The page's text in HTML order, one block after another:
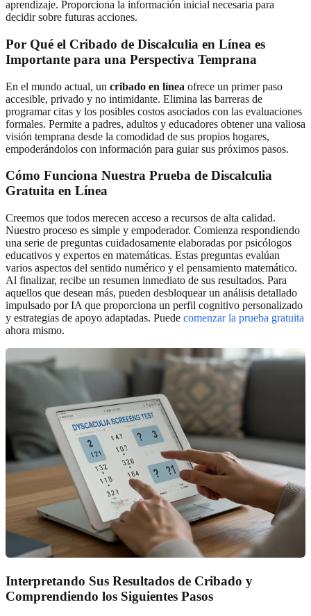
aprendizaje. Proporciona la información inicial necesaria para
decidir sobre futuras acciones.
Por Qué el Cribado de Discalculia en Línea es
Importante para una Perspectiva Temprana
En el mundo actual, un cribado en línea ofrece un primer paso
accesible, privado y no intimidante. Elimina las barreras de
programar citas y los posibles costos asociados con las evaluaciones
formales. Permite a padres, adultos y educadores obtener una valiosa
visión temprana desde la comodidad de sus propios hogares,
empoderándolos con información para guiar sus próximos pasos.
Cómo Funciona Nuestra Prueba de Discalculia
Gratuita en Línea
Creemos que todos merecen acceso a recursos de alta calidad.
Nuestro proceso es simple y empoderador. Comienza respondiendo
una serie de preguntas cuidadosamente elaboradas por psicólogos
educativos y expertos en matemáticas. Estas preguntas evalúan
varios aspectos del sentido numérico y el pensamiento matemático.
Al finalizar, recibe un resumen inmediato de sus resultados. Para
aquellos que desean más, pueden desbloquear un análisis detallado
impulsado por IA que proporciona un perfil cognitivo personalizado
y estrategias de apoyo adaptadas. Puede comenzar la prueba gratuita
ahora mismo.
Interpretando Sus Resultados de Cribado y
Comprendiendo los Siguientes Pasos